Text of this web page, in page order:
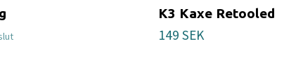
K3 Kaxe Retooled
149 SEK